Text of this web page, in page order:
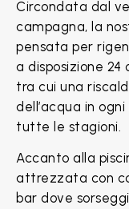
Circondata dal
campagna, la
pensata per
a disposizione 24
tra cui una
dell’acqua in
tutte le stagioni.
Accanto alla
attrezzata con
bar dove